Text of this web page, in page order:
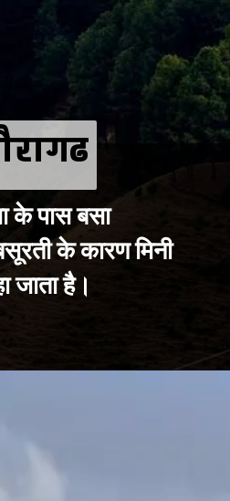
के पास बसा
के कारण मिनी
जाता है।